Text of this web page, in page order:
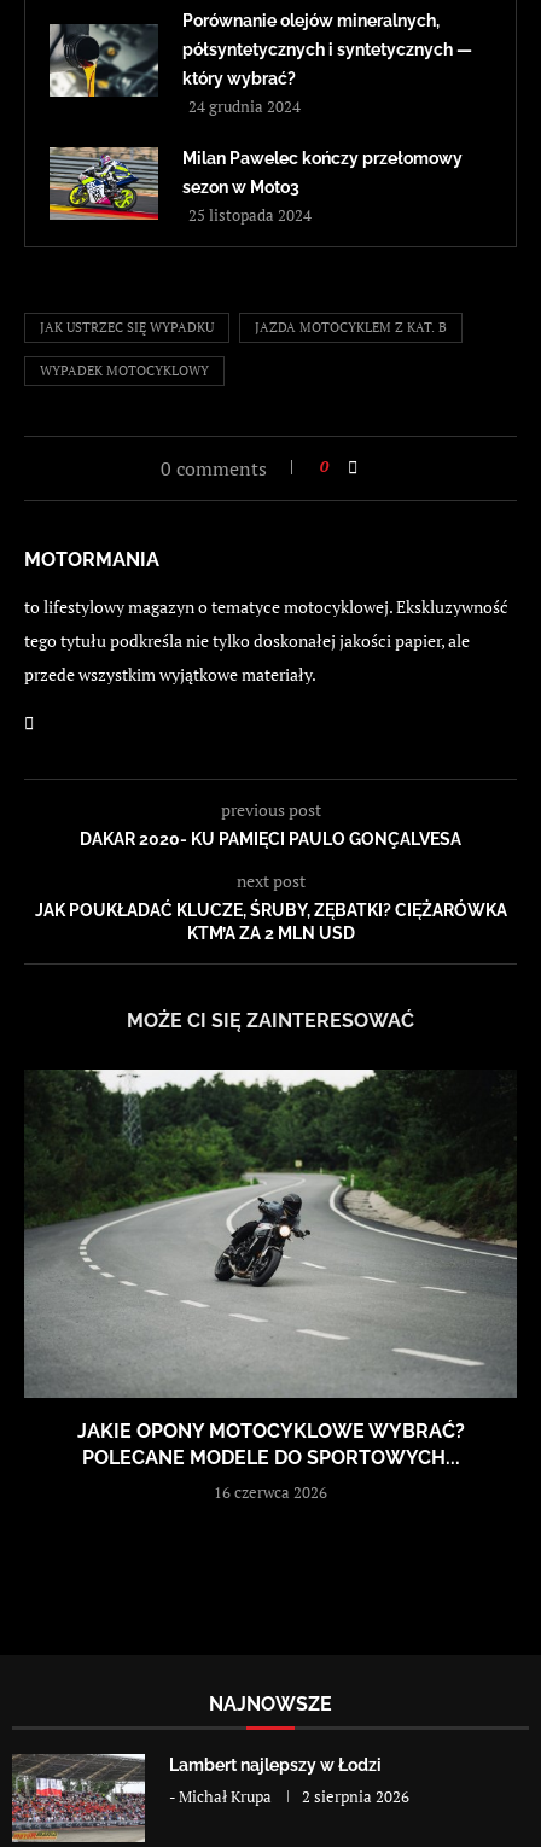
Porównanie olejów mineralnych,
półsyntetycznych i syntetycznych —
który wybrać?
24 grudnia 2024
Milan Pawelec kończy przełomowy
sezon w Moto3
25 listopada 2024
JAK USTRZEC SIĘ WYPADKU JAZDA MOTOCYKLEM Z KAT. B
WYPADEK MOTOCYKLOWY
0 comments 0
MOTORMANIA
to lifestylowy magazyn o tematyce motocyklowej. Ekskluzywność
tego tytułu podkreśla nie tylko doskonałej jakości papier, ale
przede wszystkim wyjątkowe materiały.
previous post
DAKAR 2020- KU PAMIĘCI PAULO GONÇALVESA
next post
JAK POUKŁADAĆ KLUCZE, ŚRUBY, ZĘBATKI? CIĘŻARÓWKA
KTM’A ZA 2 MLN USD
MOŻE CI SIĘ ZAINTERESOWAĆ
JAKIE OPONY MOTOCYKLOWE WYBRAĆ?
POLECANE MODELE DO SPORTOWYCH...
16 czerwca 2026
NAJNOWSZE
Lambert najlepszy w Łodzi
-Michał Krupa 2 sierpnia 2026